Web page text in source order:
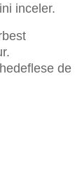
inceler.
de